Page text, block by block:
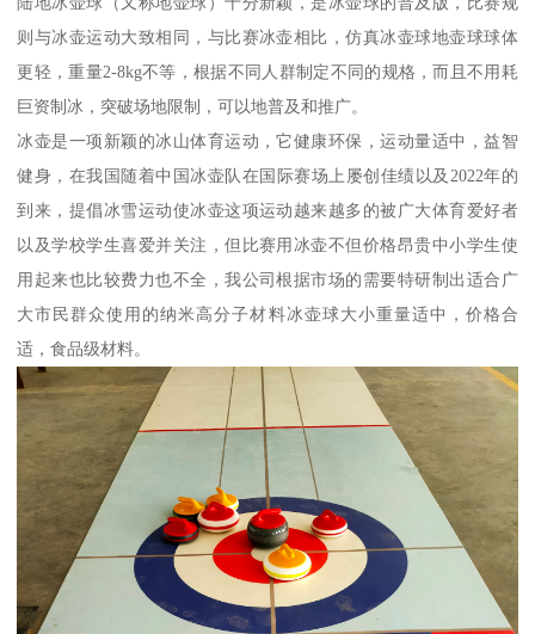
则与冰壶运动大致相同，与比赛冰壶相比，仿真冰壶球地壶球球体
更轻，重量2-8kg不等，根据不同人群制定不同的规格，而且不用耗
巨资制冰，突破场地限制，可以地普及和推广。
冰壶是一项新颖的冰山体育运动，它健康环保，运动量适中，益智
健身，在我国随着中国冰壶队在国际赛场上屡创佳绩以及2022年的
到来，提倡冰雪运动使冰壶这项运动越来越多的被广大体育爱好者
以及学校学生喜爱并关注，但比赛用冰壶不但价格昂贵中小学生使
用起来也比较费力也不全，我公司根据市场的需要特研制出适合广
大市民群众使用的纳米高分子材料冰壶球大小重量适中，价格合
适，食品级材料。